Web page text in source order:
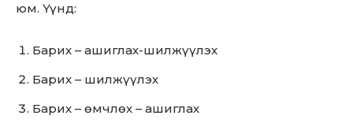
юм. Үүнд:
Барих – ашиглах-шилжүүлэх
Барих – шилжүүлэх
Барих – өмчлөх – ашиглах